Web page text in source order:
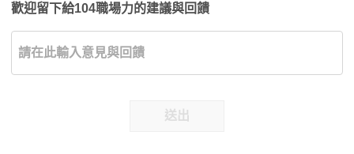
歡迎留下給104職場力的建議與回饋
送出